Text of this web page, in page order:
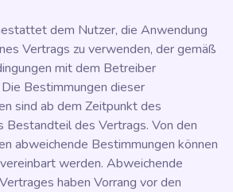
dem Nutzer, die Anwendung
Vertrags zu verwenden, der gemäß
mit dem Betreiber
Bestimmungen dieser
sind ab dem Zeitpunkt des
Bestandteil des Vertrags. Von den
abweichende Bestimmungen können
werden. Abweichende
haben Vorrang vor den